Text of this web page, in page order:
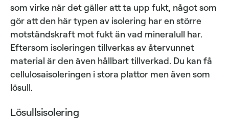
som virke när det gäller att ta upp fukt, något som
gör att den här typen av isolering har en större
motståndskraft mot fukt än vad mineralull har.
Eftersom isoleringen tillverkas av återvunnet
material är den även hållbart tillverkad. Du kan få
cellulosaisoleringen i stora plattor men även som
lösull.
Lösullsisolering